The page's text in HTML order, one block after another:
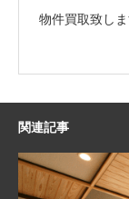
物件買取致し
関連記事